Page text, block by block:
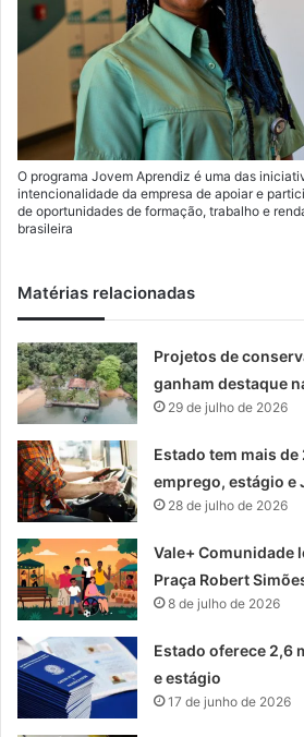
O programa Jovem Aprendiz é uma das
intencionalidade da empresa de apoiar e
de oportunidades de formação, trabalho e
brasileira
Matérias relacionadas
Projetos de
ganham destaque
29 de julho de 2026
Estado tem mais
emprego, estágio e
28 de julho de 2026
Vale+ Comunidade
Praça Robert
8 de julho de 2026
Estado oferece 2,6
e estágio
17 de junho de 2026